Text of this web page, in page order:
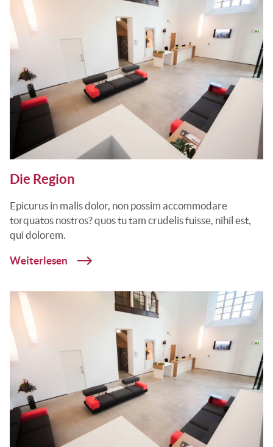
Die Region
Epicurus in malis dolor, non possim accommodare
torquatos nostros? quos tu tam crudelis fuisse, nihil est,
qui dolorem.
Weiterlesen